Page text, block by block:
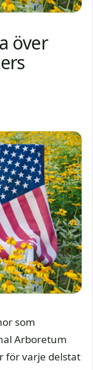
över
som
Arboretum
för varje delstat